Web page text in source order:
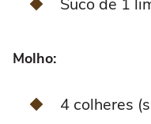
Suco de 1
Molho:
4 colheres